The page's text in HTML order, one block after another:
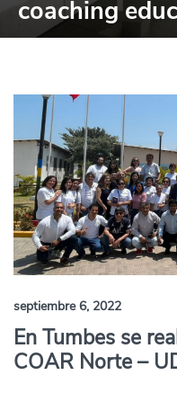
coaching
septiembre 6, 2022
En Tumbes se
COAR Norte –